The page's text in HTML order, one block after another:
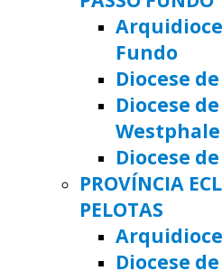
Fundo
Diocese
Diocese
Diocese
PROVÍNCIA
PELOTAS
Diocese